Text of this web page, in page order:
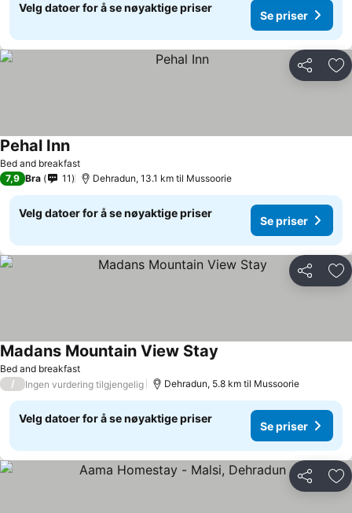
Velg datoer for å se nøyaktige priser
Se priser
Del
Bed and breakfast
Pehal InnSe priser
7,9 Bra 11 Dehradun, 13.1 km til Mussoorie
Velg datoer for å se nøyaktige priser
Se priser
Del
Bed and breakfast
Madans Mountain View Stay
/ Ingen vurdering tilgjengelig Dehradun, 5.8 km til Mussoorie
Velg datoer for å se nøyaktige priser
Se priser
Del